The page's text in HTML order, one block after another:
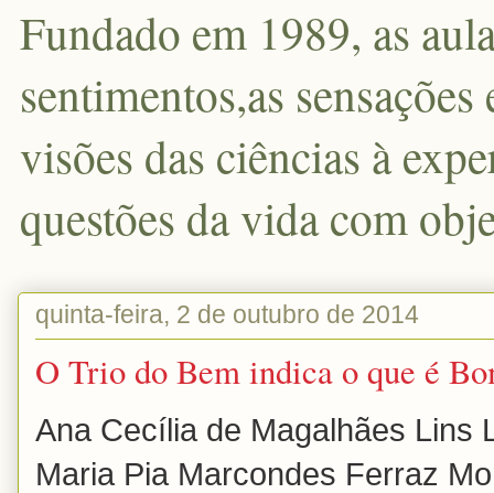
Fundado em 1989, as
sentimentos,as
visões das ciências à
questões da vida com
quinta-feira, 2 de outubro de 2014
O Trio do Bem indica o que é
Ana Cecília de Magalhães Lins
Maria Pia Marcondes Ferraz